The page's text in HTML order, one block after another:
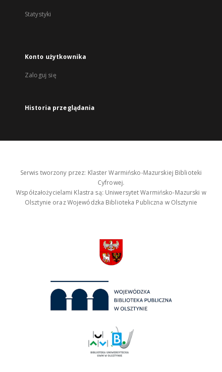
Statystyki
Konto użytkownika
Zaloguj się
Historia przeglądania
Serwis tworzony przez: Klaster Warmińsko-Mazurskiej Biblioteki
Cyfrowej.
Współzałożycielami Klastra są: Uniwersytet Warmińsko-Mazurski w
Olsztynie oraz Wojewódzka Biblioteka Publiczna w Olsztynie